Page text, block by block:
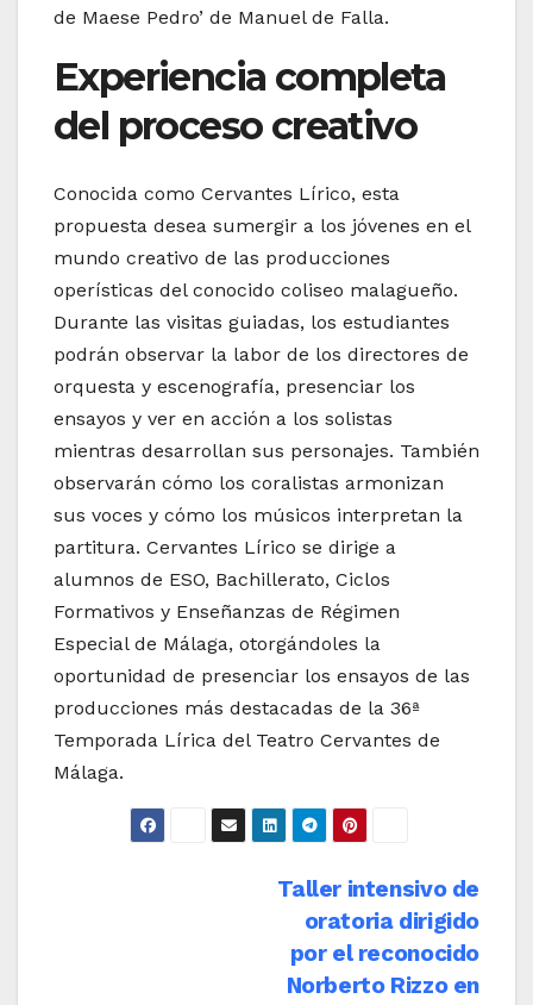
de Maese Pedro’ de Manuel de Falla.
Experiencia completa
del proceso creativo
Conocida como Cervantes Lírico, esta
propuesta desea sumergir a los jóvenes en el
mundo creativo de las producciones
operísticas del conocido coliseo malagueño.
Durante las visitas guiadas, los estudiantes
podrán observar la labor de los directores de
orquesta y escenografía, presenciar los
ensayos y ver en acción a los solistas
mientras desarrollan sus personajes. También
observarán cómo los coralistas armonizan
sus voces y cómo los músicos interpretan la
partitura. Cervantes Lírico se dirige a
alumnos de ESO, Bachillerato, Ciclos
Formativos y Enseñanzas de Régimen
Especial de Málaga, otorgándoles la
oportunidad de presenciar los ensayos de las
producciones más destacadas de la 36ª
Temporada Lírica del Teatro Cervantes de
Málaga.
Taller intensivo de
oratoria dirigido
por el reconocido
Norberto Rizzo en